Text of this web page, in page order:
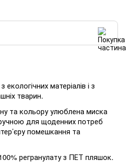
матеріалів і з
тварин.
та кольору улюблена миска
для щоденних потреб
помешкання та
регранулату з ПЕТ пляшок.